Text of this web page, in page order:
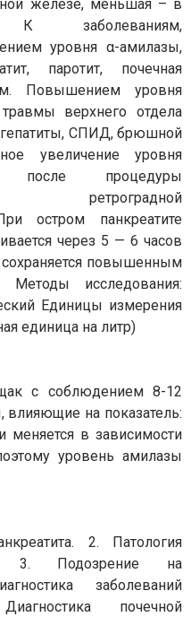
железе, меньшая – в
заболеваниям,
уровня α-амилазы,
паротит, почечная
Повышением уровня
верхнего отдела
СПИД, брюшной
увеличение уровня
после процедуры
ретроградной
остром панкреатите
через 5 — 6 часов
сохраняется повышенным
исследования:
Единицы измерения
единица на литр)
с соблюдением 8-12
влияющие на показатель:
меняется в зависимости
уровень амилазы
2. Патология
3. Подозрение на
заболеваний
почечной